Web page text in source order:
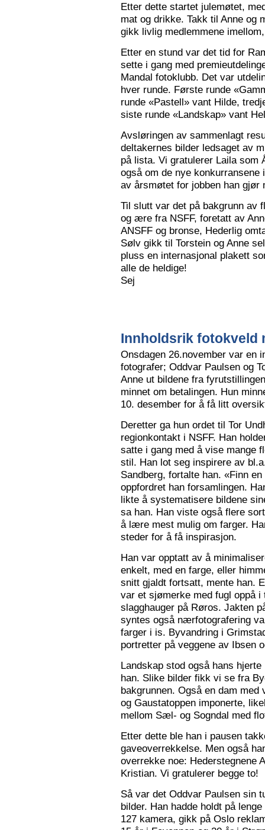
Etter dette startet julemøtet,
mat og drikke. Takk til Anne og
gikk livlig medlemmene
Etter en stund var det tid for
sette i gang med
Mandal fotoklubb. Det var
hver runde. Første runde
runde «Pastell» vant Hilde,
siste runde «Landskap» vant
Avsløringen av sammenlagt
deltakernes bilder ledsaget av
på lista. Vi gratulerer Laila som
også om de nye
av årsmøtet for jobben han gjør
Til slutt var det på bakgrunn av
og ære fra NSFF, foretatt av
ANSFF og bronse, Hederlig
Sølv gikk til Torstein og Anne
pluss en internasjonal plakett
alle de heldige!
Sej
Innholdsrik fotokveld
Onsdagen 26.november var en
fotografer; Oddvar Paulsen og
Anne ut bildene fra
minnet om betalingen. Hun
10. desember for å få litt
Deretter ga hun ordet til Tor
regionkontakt i NSFF. Han
satte i gang med å vise mange
stil. Han lot seg inspirere av
Sandberg, fortalte han. «Finn
oppfordret han forsamlingen.
likte å systematisere bildene
sa han. Han viste også flere
å lære mest mulig om farger.
steder for å få inspirasjon.
Han var opptatt av å
enkelt, med en farge, eller
snitt gjaldt fortsatt, mente han.
var et sjømerke med fugl oppå
slagghauger på Røros. Jakten
syntes også nærfotografering
farger i is. Byvandring i
portretter på veggene av Ibsen
Landskap stod også hans
han. Slike bilder fikk vi se fra
bakgrunnen. Også en dam
og Gaustatoppen imponerte,
mellom Sæl- og Sogndal med
Etter dette ble han i pausen
gaveoverrekkelse. Men også
overrekke noe: Hederstegnene
Kristian. Vi gratulerer begge to!
Så var det Oddvar Paulsen sin
bilder. Han hadde holdt på
127 kamera, gikk på Oslo